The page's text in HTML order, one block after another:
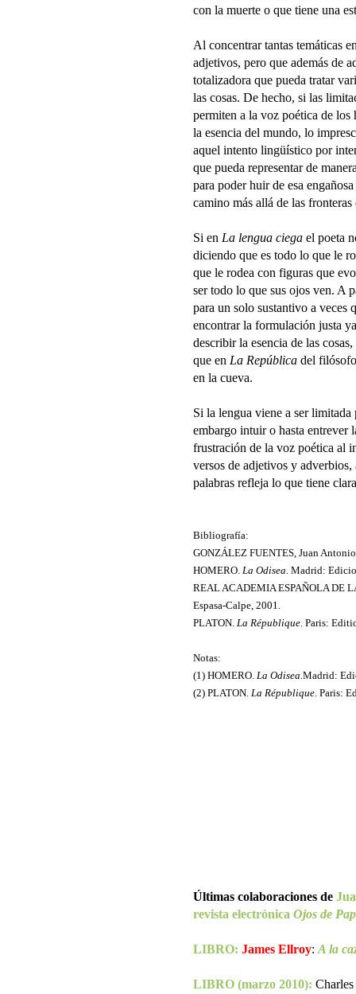
con la muerte o que tiene una
Al concentrar tantas temáticas
adjetivos, pero que además de
totalizadora que pueda tratar
las cosas. De hecho, si las
permiten a la voz poética de los
la esencia del mundo, lo
aquel intento lingüístico por
que pueda representar de
para poder huir de esa
camino más allá de las
Si en La lengua ciega el poeta
diciendo que es todo lo que le
que le rodea con figuras que
ser todo lo que sus ojos ven. A
para un solo sustantivo a veces
encontrar la formulación justa
describir la esencia de las
que en La República del
en la cueva.
Si la lengua viene a ser
embargo intuir o hasta entrever
frustración de la voz poética al
versos de adjetivos y
palabras refleja lo que tiene
Bibliografía:
GONZÁLEZ FUENTES, Juan
HOMERO. La Odisea. Madrid:
REAL ACADEMIA ESPAÑOLA DE
Espasa-Calpe, 2001.
PLATON. La République. Paris:
Notas:
(1) HOMERO. La Odisea.Madrid:
(2) PLATON. La République. Paris:
Últimas colaboraciones de
revista electrónica Ojos de
LIBRO: James Ellroy: A la
LIBRO (marzo 2010):